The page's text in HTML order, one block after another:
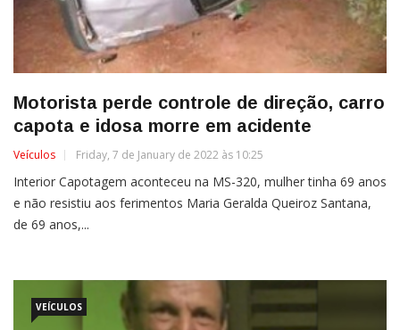
Motorista perde controle de direção, carro
capota e idosa morre em acidente
Veículos Friday, 7 de January de 2022 às 10:25
Interior Capotagem aconteceu na MS-320, mulher tinha 69 anos
e não resistiu aos ferimentos Maria Geralda Queiroz Santana,
de 69 anos,...
VEÍCULOS